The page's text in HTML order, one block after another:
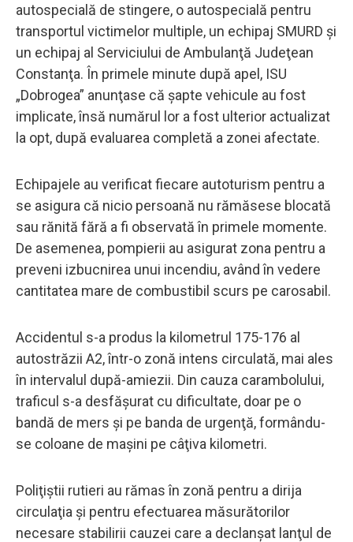
autospecială de stingere, o autospecială pentru
transportul victimelor multiple, un echipaj SMURD şi
un echipaj al Serviciului de Ambulanţă Judeţean
Constanţa. În primele minute după apel, ISU
„Dobrogea” anunţase că şapte vehicule au fost
implicate, însă numărul lor a fost ulterior actualizat
la opt, după evaluarea completă a zonei afectate.
Echipajele au verificat fiecare autoturism pentru a
se asigura că nicio persoană nu rămăsese blocată
sau rănită fără a fi observată în primele momente.
De asemenea, pompierii au asigurat zona pentru a
preveni izbucnirea unui incendiu, având în vedere
cantitatea mare de combustibil scurs pe carosabil.
Accidentul s-a produs la kilometrul 175-176 al
autostrăzii A2, într-o zonă intens circulată, mai ales
în intervalul după-amiezii. Din cauza carambolului,
traficul s-a desfăşurat cu dificultate, doar pe o
bandă de mers şi pe banda de urgenţă, formându-
se coloane de maşini pe câţiva kilometri.
Poliţiştii rutieri au rămas în zonă pentru a dirija
circulaţia şi pentru efectuarea măsurătorilor
necesare stabilirii cauzei care a declanşat lanţul de